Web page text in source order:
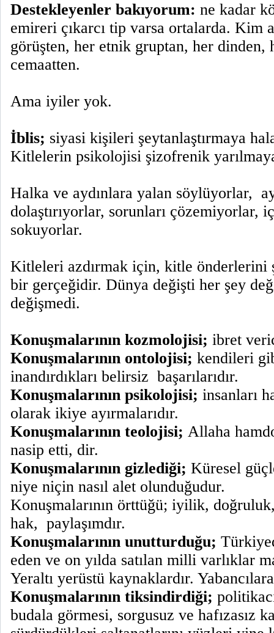
Destekleyenler bakıyorum: ne kadar
emireri çıkarcı tip varsa ortalarda. Kim
görüşten, her etnik gruptan, her dinden,
cemaatten.
Ama iyiler yok.
İblis; siyasi kişileri şeytanlaştırmaya
Kitlelerin psikolojisi şizofrenik yarılmaya
Halka ve aydınlara yalan söylüyorlar,
dolaştırıyorlar, sorunları çözemiyorlar,
sokuyorlar.
Kitleleri azdırmak için, kitle önderlerini
bir gerçeğidir. Dünya değişti her şey
değişmedi.
Konuşmalarının kozmolojisi; ibret
Konuşmalarının ontolojisi; kendileri
inandırdıkları belirsiz başarılarıdır.
Konuşmalarının psikolojisi; insanları
olarak ikiye ayırmalarıdır.
Konuşmalarının teolojisi; Allaha
nasip etti, dir.
Konuşmalarının gizlediği; Küresel
niye niçin nasıl alet olunduğudur.
Konuşmalarının örttüğü; iyilik,
hak, paylaşımdır.
Konuşmalarının unutturduğu;
eden ve on yılda satılan milli varlıklar
Yeraltı yerüstü kaynaklardır.
Konuşmalarının tiksindirdiği;
budala görmesi, sorgusuz ve hafızasız